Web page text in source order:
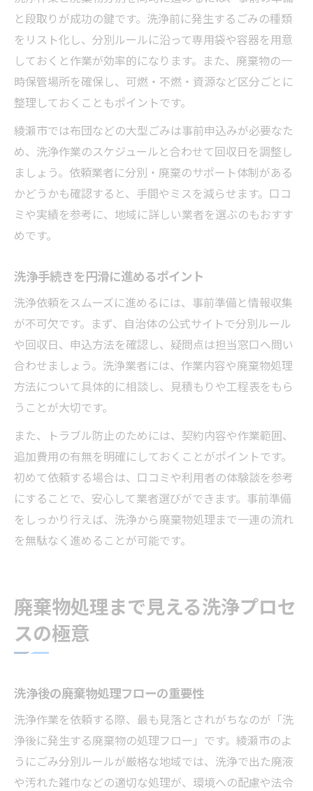
と段取りが成功の鍵です。洗浄前に発生するごみの種類
をリスト化し、分別ルールに沿って専用袋や容器を用意
しておくと作業が効率的になります。また、廃棄物の一
時保管場所を確保し、可燃・不燃・資源など区分ごとに
整理しておくこともポイントです。
綾瀬市では布団などの大型ごみは事前申込みが必要なた
め、洗浄作業のスケジュールと合わせて回収日を調整し
ましょう。依頼業者に分別・廃棄のサポート体制がある
かどうかも確認すると、手間やミスを減らせます。口コ
ミや実績を参考に、地域に詳しい業者を選ぶのもおすす
めです。
洗浄手続きを円滑に進めるポイント
洗浄依頼をスムーズに進めるには、事前準備と情報収集
が不可欠です。まず、自治体の公式サイトで分別ルール
や回収日、申込方法を確認し、疑問点は担当窓口へ問い
合わせましょう。洗浄業者には、作業内容や廃棄物処理
方法について具体的に相談し、見積もりや工程表をもら
うことが大切です。
また、トラブル防止のためには、契約内容や作業範囲、
追加費用の有無を明確にしておくことがポイントです。
初めて依頼する場合は、口コミや利用者の体験談を参考
にすることで、安心して業者選びができます。事前準備
をしっかり行えば、洗浄から廃棄物処理まで一連の流れ
を無駄なく進めることが可能です。
廃棄物処理まで見える洗浄プロセ
スの極意
洗浄後の廃棄物処理フローの重要性
洗浄作業を依頼する際、最も見落とされがちなのが「洗
浄後に発生する廃棄物の処理フロー」です。綾瀬市のよ
うにごみ分別ルールが厳格な地域では、洗浄で出た廃液
や汚れた雑巾などの適切な処理が、環境への配慮や法令